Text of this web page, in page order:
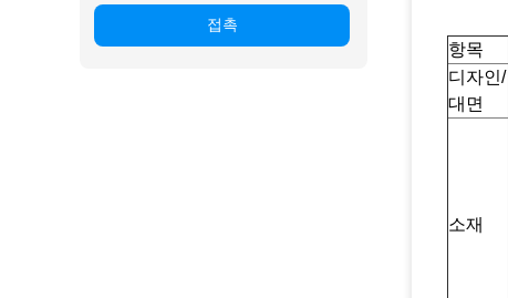
접촉
항목
디자인/
대면
소재